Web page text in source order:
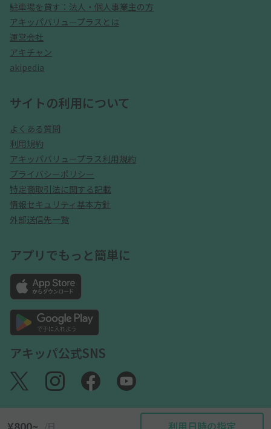
/日 利用日時の指定
駐車場を貸す：法人・個人事業主の方
アキッパバリュープラスとは
運営会社
アキチャン
akipedia
サイトの利用について
よくある質問
利用規約
アキッパバリュープラス利用規約
プライバシーポリシー
特定商取引法に関する記載
情報セキュリティ基本方針
外部送信先一覧
アプリでもっと簡単に
アキッパ公式SNS